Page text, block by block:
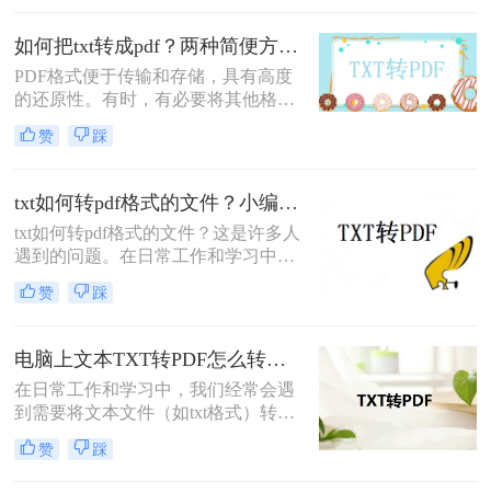
阅读和编辑，但在某些情况下，我们
可能更倾向于使用PDF格式，因为它
能在不同平台和设备上保持一致的显
示效果。那么txt如何转成pdf呢？本文
将介绍几种简单高效的TXT转PDF的
方法，帮助您轻松完成转换。
如何把txt转成pdf？两种简便方法分享！
PDF格式便于传输和存储，具有高度
的还原性。有时，有必要将其他格式
的文件转换为PDF格式，例如将如何
把txt转成pdf。由于TXT属于文本源，
上的软件不能直接将TXT转换为
PDF（PDF可以直接转换为TXT，但
TXT不能直接转换为PDF）。TXT通
过修改文件后缀名称并将其转换为
PDF，显然不起作用。那么，如何将
txt转pdf呢？
赞 踩
txt如何转pdf格式的文件？小编给你分享这几种简单的方法！
txt如何转pdf格式的文件？这是许多人
遇到的问题。在日常工作和学习中，
我们常常需要将文本文件保存为pdf格
式，以方便传阅和打印。本文将为您
决这个问题。
赞 踩
电脑上文本TXT转PDF怎么转？几种简单转换方法看一看！
在日常工作和学习中，我们经常会遇
到需要将文本文件（如txt格式）转换
成PDF文件的需求。比如，你可能需
要将一篇重要的文档以PDF格式发送
赞 踩